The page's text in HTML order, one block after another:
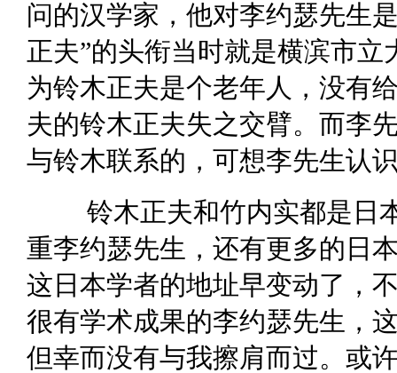
问的汉学家，他对李约瑟先生
正夫”的头衔当时就是横滨市
为铃木正夫是个老年人，没有
夫的铃木正夫失之交臂。而李
与铃木联系的，可想李先生认
铃木正夫和竹内实都是日
重李约瑟先生，还有更多的日
这日本学者的地址早变动了，
很有学术成果的李约瑟先生，
但幸而没有与我擦肩而过。或